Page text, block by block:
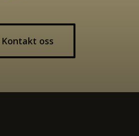
Kontakt oss